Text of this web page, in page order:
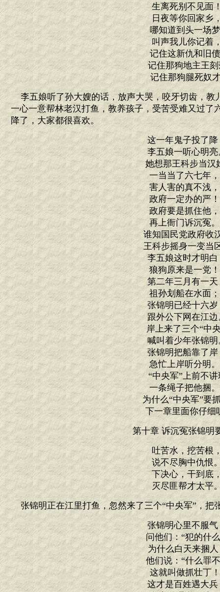
生离死别不见面
日夜等你回家乡
哪知道到头一场
叫声我儿你记着
记住这新仇和旧
记住那狗地主王刻
记住那狗腿死奴
李五娘听了孙大嫂的话，放声大哭，咬牙切齿，教
一心一意帮林老汉打鱼，教养孩子，受苦受难又过了
降了，大家都很喜欢。
这一年鬼子投了降
李五娘一听心明亮
她想那王科步当汉
一当当了六七年
害人害的真不浅
政府一定办的严
政府要是抓住他
再上衙门诉沉冤
谁知国民党政府收
王科步摇身一变当
李五娘这时才明白
狼狗原来是一党
第二年三月有一天
祖孙划船在水面
张锦明已经十六岁
跟外公下网在江边
岸上来了三个“中央
喊叫着少年张锦明
张锦明把船靠了岸
急忙上岸听分明
“中央军”上前不讲
一条绳子把他捆
为什么“中央军”要抓
下一章里面你仔细
第十章 诉沉冤张锦明
吐苦水，挖苦根
说不尽胸中仇恨
下决心，干到底
灭尽匪帮才太平
张锦明正在江里打鱼，忽然来了三个“中央军”，把
张锦明心里不服气
问他们：“犯的什
为什么白天来捆人
他们说：“什么罪
这就叫做抓壮丁
这才是百姓遇大兵